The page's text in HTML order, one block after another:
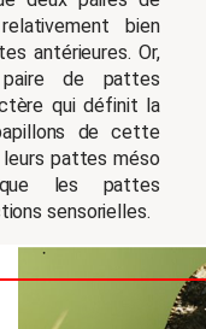
bien
antérieures. Or,
de pattes
qui définit la
de cette
pattes méso
les pattes
sensorielles.